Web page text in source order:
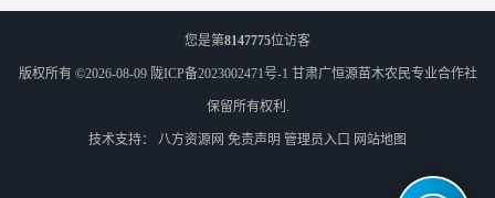
您是第8147775位访客
版权所有 ©2026-08-09 陇ICP备2023002471号-1 甘肃广恒源苗木农民专业合作社
保留所有权利.
技术支持： 八方资源网 免责声明 管理员入口 网站地图